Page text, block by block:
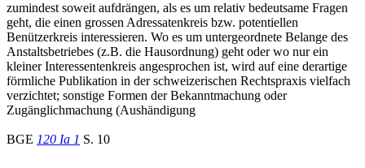
zumindest soweit aufdrängen, als es um relativ bedeutsame Fragen
geht, die einen grossen Adressatenkreis bzw. potentiellen
Benützerkreis interessieren. Wo es um untergeordnete Belange des
Anstaltsbetriebes (z.B. die Hausordnung) geht oder wo nur ein
kleiner Interessentenkreis angesprochen ist, wird auf eine derartige
förmliche Publikation in der schweizerischen Rechtspraxis vielfach
verzichtet; sonstige Formen der Bekanntmachung oder
Zugänglichmachung (Aushändigung
BGE 120 Ia 1 S. 10